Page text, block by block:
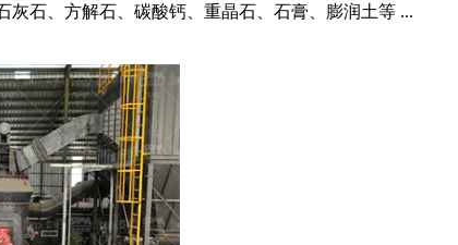
灰石、方解石、碳酸钙、重晶石、石膏、膨润土等 ...